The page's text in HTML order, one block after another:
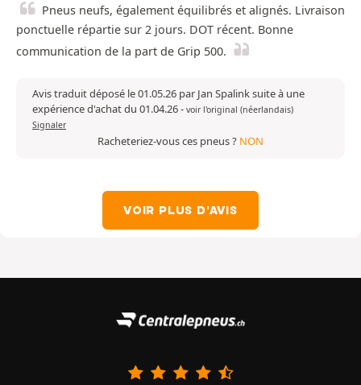
Pneus neufs, également équilibrés et alignés. Livraison
ponctuelle répartie sur 2 jours. DOT récent. Bonne
communication de la part de Grip 500.
Avis traduit déposé le 01.05.26 par Jan Spalink suite à une
expérience d'achat du 01.04.26- voir l'original (néerlandais)
Signaler
Racheteriez-vous ces pneus ? NON
VOIR PLUS D'AVIS